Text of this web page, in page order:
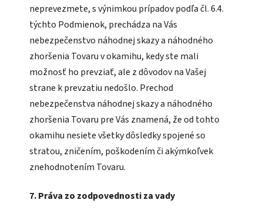
neprevezmete, s výnimkou prípadov podľa čl. 6.4.
týchto Podmienok, prechádza na Vás
nebezpečenstvo náhodnej skazy a náhodného
zhoršenia Tovaru v okamihu, kedy ste mali
možnosť ho prevziať, ale z dôvodov na Vašej
strane k prevzatiu nedošlo. Prechod
nebezpečenstva náhodnej skazy a náhodného
zhoršenia Tovaru pre Vás znamená, že od tohto
okamihu nesiete všetky dôsledky spojené so
stratou, zničením, poškodením či akýmkoľvek
znehodnotením Tovaru.
7. Práva zo zodpovednosti za vady